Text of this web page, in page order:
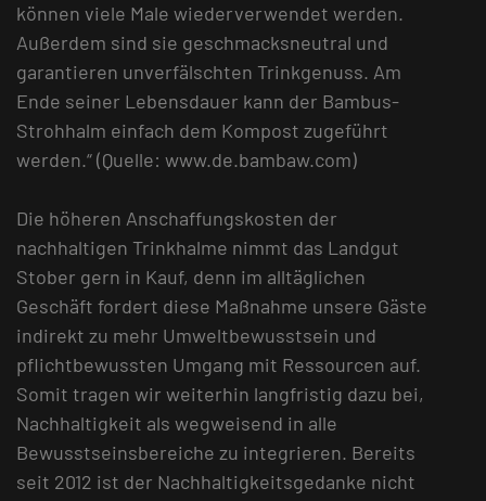
können viele Male wiederverwendet werden.
Außerdem sind sie geschmacksneutral und
garantieren unverfälschten Trinkgenuss. Am
Ende seiner Lebensdauer kann der Bambus-
Strohhalm einfach dem Kompost zugeführt
werden.“ (Quelle: www.de.bambaw.com)
Die höheren Anschaffungskosten der
nachhaltigen Trinkhalme nimmt das Landgut
Stober gern in Kauf, denn im alltäglichen
Geschäft fordert diese Maßnahme unsere Gäste
indirekt zu mehr Umweltbewusstsein und
pflichtbewussten Umgang mit Ressourcen auf.
Somit tragen wir weiterhin langfristig dazu bei,
Nachhaltigkeit als wegweisend in alle
Bewusstseinsbereiche zu integrieren. Bereits
seit 2012 ist der Nachhaltigkeitsgedanke nicht